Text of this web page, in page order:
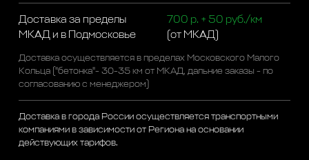
Доставка за пределы
МКАД и в Подмосковье
700 р. + 50 руб./км
(от МКАД)
Доставка осуществляется в пределах Московского Малого
Кольца ("бетонка"- 30-35 км от МКАД, дальние заказы - по
согласованию с менеджером)
Доставка в города России осуществляется транспортными
компаниями в зависимости от Региона на основании
действующих тарифов.